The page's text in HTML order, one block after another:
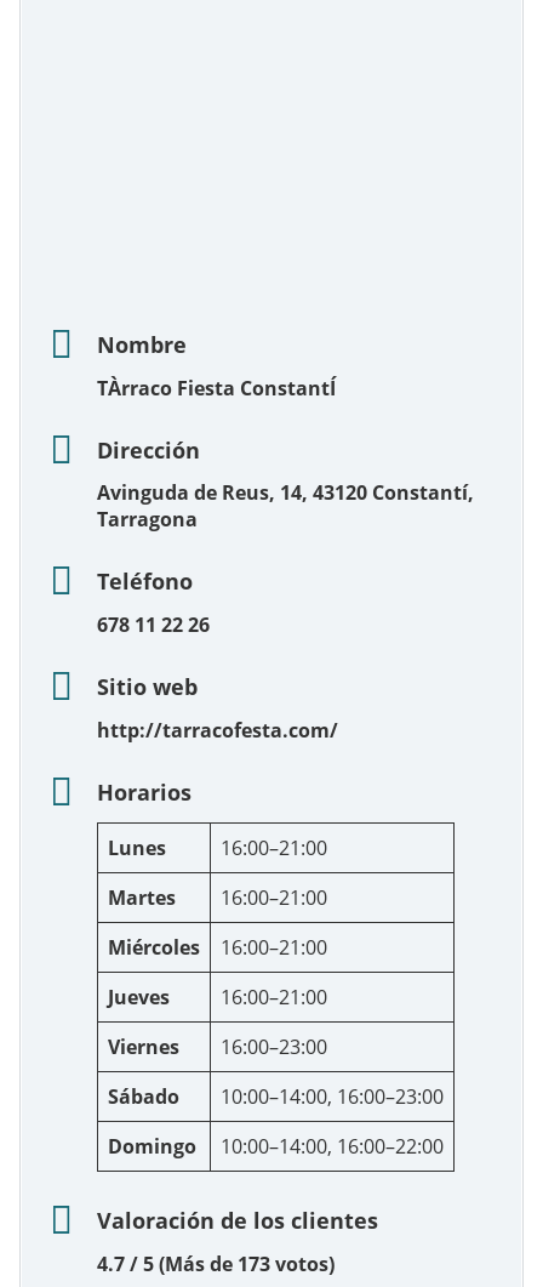
Nombre
TÀrraco Fiesta ConstantÍ
Dirección
Avinguda de Reus, 14, 43120 Constantí,
Tarragona
Teléfono
678 11 22 26
Sitio web
http://tarracofesta.com/
Horarios
Lunes
16:00–21:00
Martes
16:00–21:00
Miércoles
16:00–21:00
Jueves
16:00–21:00
Viernes
16:00–23:00
Sábado
10:00–14:00, 16:00–23:00
Domingo
10:00–14:00, 16:00–22:00
Valoración de los clientes
4.7 / 5 (Más de 173 votos)